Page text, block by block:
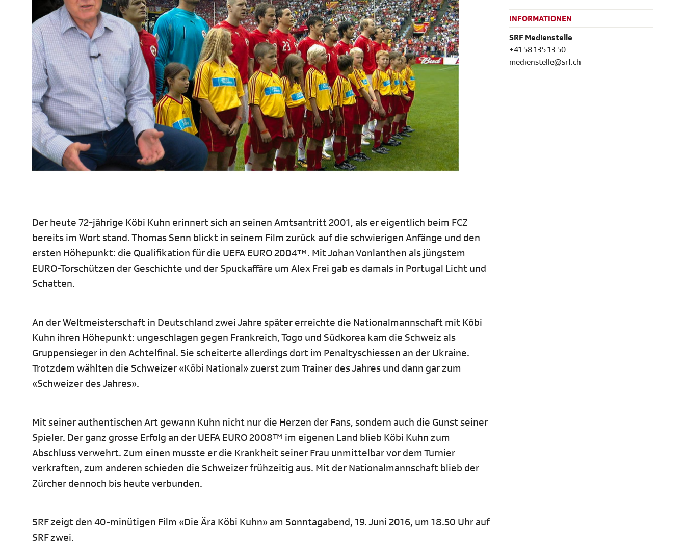
Der heute 72-jährige Köbi Kuhn erinnert sich an seinen Amtsantritt 2001, als er eigentlich beim FCZ
bereits im Wort stand. Thomas Senn blickt in seinem Film zurück auf die schwierigen Anfänge und den
ersten Höhepunkt: die Qualifikation für die UEFA EURO 2004™. Mit Johan Vonlanthen als jüngstem
EURO-Torschützen der Geschichte und der Spuckaffäre um Alex Frei gab es damals in Portugal Licht und
Schatten.
An der Weltmeisterschaft in Deutschland zwei Jahre später erreichte die Nationalmannschaft mit Köbi
Kuhn ihren Höhepunkt: ungeschlagen gegen Frankreich, Togo und Südkorea kam die Schweiz als
Gruppensieger in den Achtelfinal. Sie scheiterte allerdings dort im Penaltyschiessen an der Ukraine.
Trotzdem wählten die Schweizer «Köbi National» zuerst zum Trainer des Jahres und dann gar zum
«Schweizer des Jahres».
Mit seiner authentischen Art gewann Kuhn nicht nur die Herzen der Fans, sondern auch die Gunst seiner
Spieler. Der ganz grosse Erfolg an der UEFA EURO 2008™ im eigenen Land blieb Köbi Kuhn zum
Abschluss verwehrt. Zum einen musste er die Krankheit seiner Frau unmittelbar vor dem Turnier
verkraften, zum anderen schieden die Schweizer frühzeitig aus. Mit der Nationalmannschaft blieb der
Zürcher dennoch bis heute verbunden.
SRF zeigt den 40-minütigen Film «Die Ära Köbi Kuhn» am Sonntagabend, 19. Juni 2016, um 18.50 Uhr auf
SRF zwei.
INFORMATIONEN
SRF Medienstelle
+41 58 135 13 50
medienstelle@srf.ch